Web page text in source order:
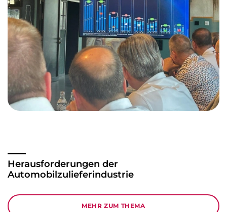
Herausforderungen der
Automobil­zulieferindustrie
MEHR ZUM THEMA